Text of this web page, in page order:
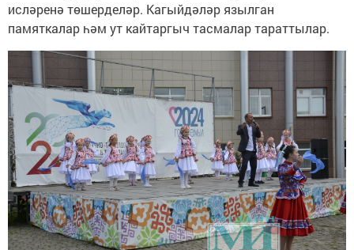
исләренә төшерделәр. Кагыйдәләр язылган
памяткалар һәм ут кайтаргыч тасмалар тараттылар.